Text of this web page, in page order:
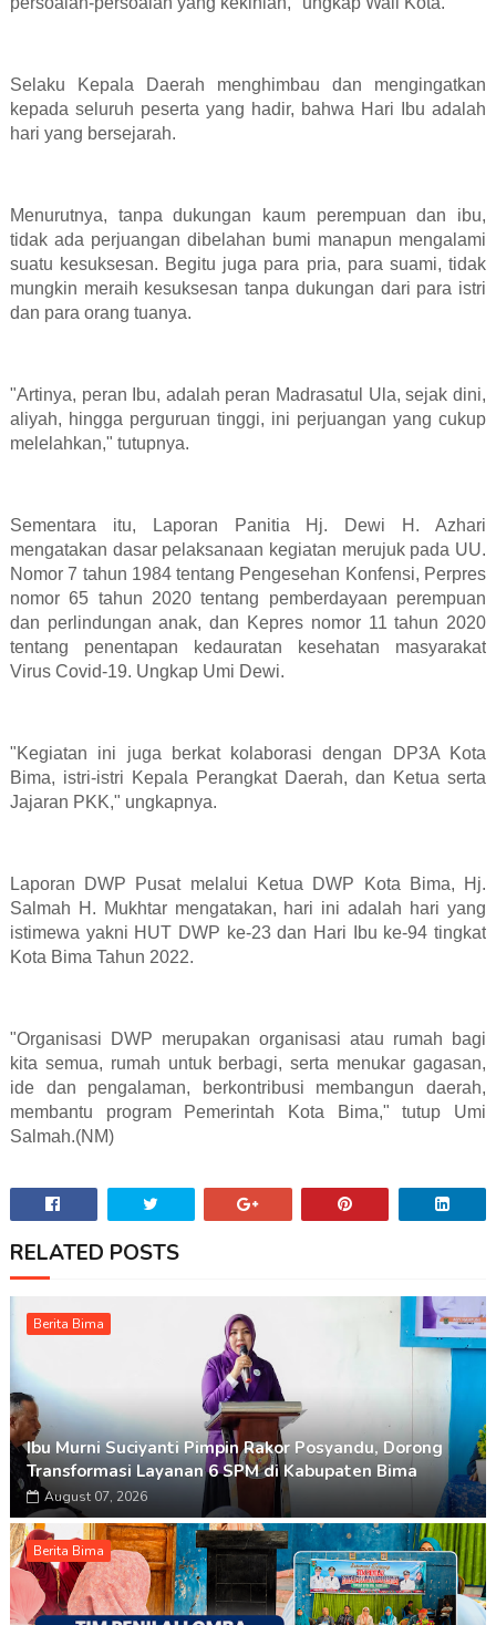
Selaku Kepala Daerah menghimbau dan mengingatkan
kepada seluruh peserta yang hadir, bahwa Hari Ibu adalah
hari yang bersejarah.
Menurutnya, tanpa dukungan kaum perempuan dan ibu,
tidak ada perjuangan dibelahan bumi manapun mengalami
suatu kesuksesan. Begitu juga para pria, para suami, tidak
mungkin meraih kesuksesan tanpa dukungan dari para istri
dan para orang tuanya.
"Artinya, peran Ibu, adalah peran Madrasatul Ula, sejak dini,
aliyah, hingga perguruan tinggi, ini perjuangan yang cukup
melelahkan," tutupnya.
Sementara itu, Laporan Panitia Hj. Dewi H. Azhari
mengatakan dasar pelaksanaan kegiatan merujuk pada UU.
Nomor 7 tahun 1984 tentang Pengesehan Konfensi, Perpres
nomor 65 tahun 2020 tentang pemberdayaan perempuan
dan perlindungan anak, dan Kepres nomor 11 tahun 2020
tentang penentapan kedauratan kesehatan masyarakat
Virus Covid-19. Ungkap Umi Dewi.
"Kegiatan ini juga berkat kolaborasi dengan DP3A Kota
Bima, istri-istri Kepala Perangkat Daerah, dan Ketua serta
Jajaran PKK," ungkapnya.
Laporan DWP Pusat melalui Ketua DWP Kota Bima, Hj.
Salmah H. Mukhtar mengatakan, hari ini adalah hari yang
istimewa yakni HUT DWP ke-23 dan Hari Ibu ke-94 tingkat
Kota Bima Tahun 2022.
"Organisasi DWP merupakan organisasi atau rumah bagi
kita semua, rumah untuk berbagi, serta menukar gagasan,
ide dan pengalaman, berkontribusi membangun daerah,
membantu program Pemerintah Kota Bima," tutup Umi
Salmah.(NM)
RELATED POSTS
Berita Bima
Ibu Murni Suciyanti Pimpin Rakor Posyandu, Dorong
Transformasi Layanan 6 SPM di Kabupaten Bima
August 07, 2026
Berita Bima